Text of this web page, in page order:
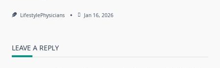
LifestylePhysicians Jan 16, 2026
LEAVE A REPLY